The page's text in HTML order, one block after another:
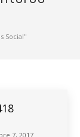
Social"
7, 2017